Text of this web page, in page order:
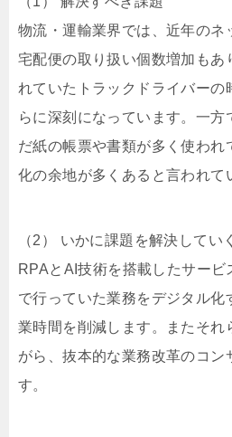
物流・運輸業界では、近年のネ
宅配便の取り扱い個数増加もあ
れていたトラックドライバーの
らに深刻になっています。一方
だ紙の帳票や書類が多く使われ
化の余地が多くあると言われて
（2） いかに課題を解決してい
RPAとAI技術を搭載したサービ
で行っていた業務をデジタル化
業時間を削減します。またそれ
がら、抜本的な業務改革のコン
す。